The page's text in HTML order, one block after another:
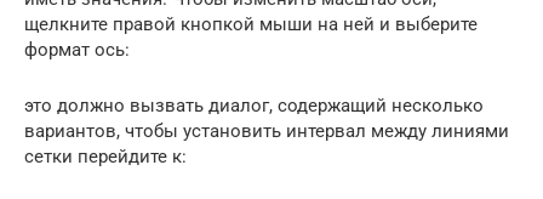
щелкните правой кнопкой мыши на ней и выберите
формат ось:
это должно вызвать диалог, содержащий несколько
вариантов, чтобы установить интервал между линиями
сетки перейдите к: